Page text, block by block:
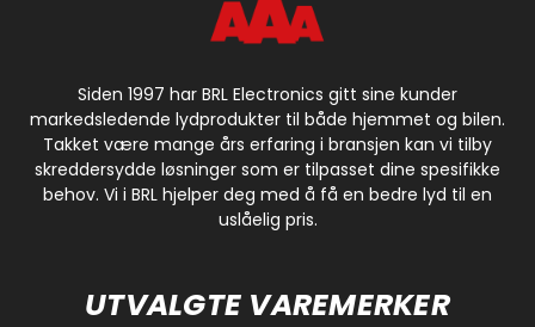
Siden 1997 har BRL Electronics gitt sine kunder
markedsledende lydprodukter til både hjemmet og bilen.
Takket være mange års erfaring i bransjen kan vi tilby
skreddersydde løsninger som er tilpasset dine spesifikke
behov. Vi i BRL hjelper deg med å få en bedre lyd til en
uslåelig pris.
UTVALGTE VAREMERKER